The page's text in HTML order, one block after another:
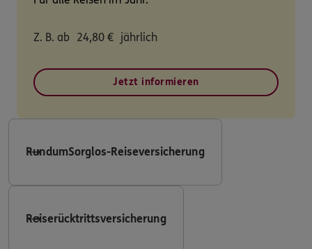
Z. B. ab 24,80 € jährlich
Jetzt informieren
RundumSorglos-Reiseversicherung
Reiserücktrittsversicherung